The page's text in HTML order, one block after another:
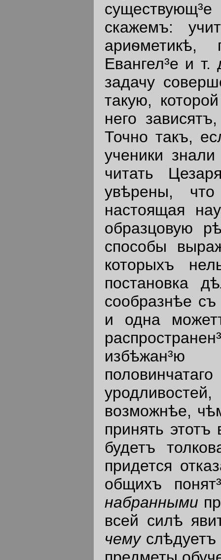
скажемъ:
ариѳметикѣ,
Евангел³е и
задачу
такую,
него
Точно такъ,
ученики
читать
увѣрены,
настоящая
образцовую
способы
которыхъ
постановка
сообразнѣе
и одна
возможнѣе,
принять
будетъ
придется
общихъ
набранными
всей силѣ
чему